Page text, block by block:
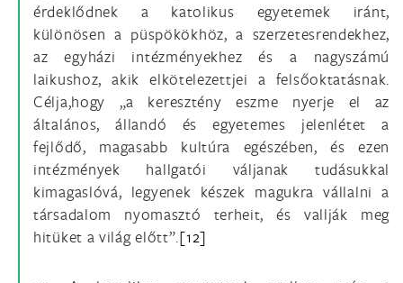
érdeklődnek a katolikus egyetemek iránt,
különösen a püspökökhöz, a szerzetesrendekhez,
az egyházi intézményekhez és a nagyszámú
laikushoz, akik elkötelezettjei a felsőoktatásnak.
Célja,hogy „a keresztény eszme nyerje el az
általános, állandó és egyetemes jelenlétet a
fejlődő, magasabb kultúra egészében, és ezen
intézmények hallgatói váljanak tudásukkal
kimagaslóvá, legyenek készek magukra vállalni a
társadalom nyomasztó terheit, és vallják meg
hitüket a világ előtt”.[12]